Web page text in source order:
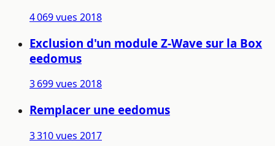
4 069 vues 2018
Exclusion d'un module Z-Wave sur la Box
eedomus
3 699 vues 2018
Remplacer une eedomus
3 310 vues 2017